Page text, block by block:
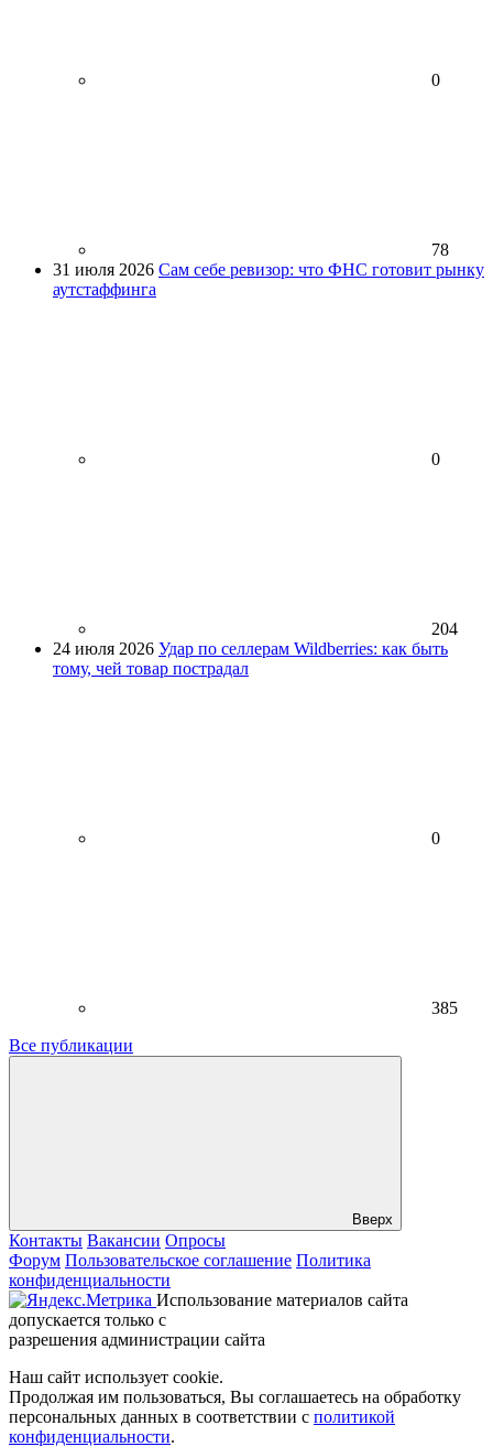
0
78
31 июля 2026 Сам себе ревизор: что ФНС готовит рынку
аутстаффинга
0
204
24 июля 2026 Удар по селлерам Wildberries: как быть
тому, чей товар пострадал
0
385
Все публикации
Вверх
Контакты Вакансии Опросы
Форум Пользовательское соглашение Политика
конфиденциальности
Использование материалов сайта
допускается только с
разрешения администрации сайта
Наш сайт использует cookie.
Продолжая им пользоваться, Вы соглашаетесь на обработку
персональных данных в соответствии с политикой
конфиденциальности.